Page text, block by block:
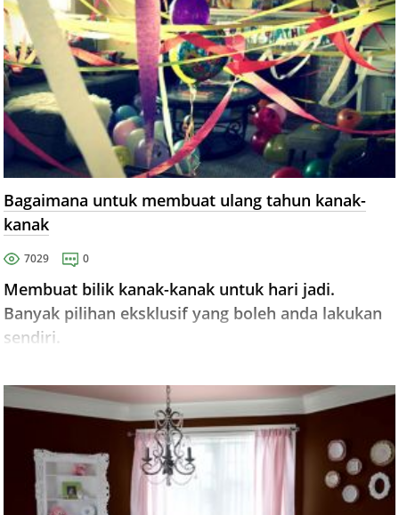
Bagaimana untuk membuat ulang tahun kanak-
kanak
7029 0
Membuat bilik kanak-kanak untuk hari jadi.
Banyak pilihan eksklusif yang boleh anda lakukan
sendiri.